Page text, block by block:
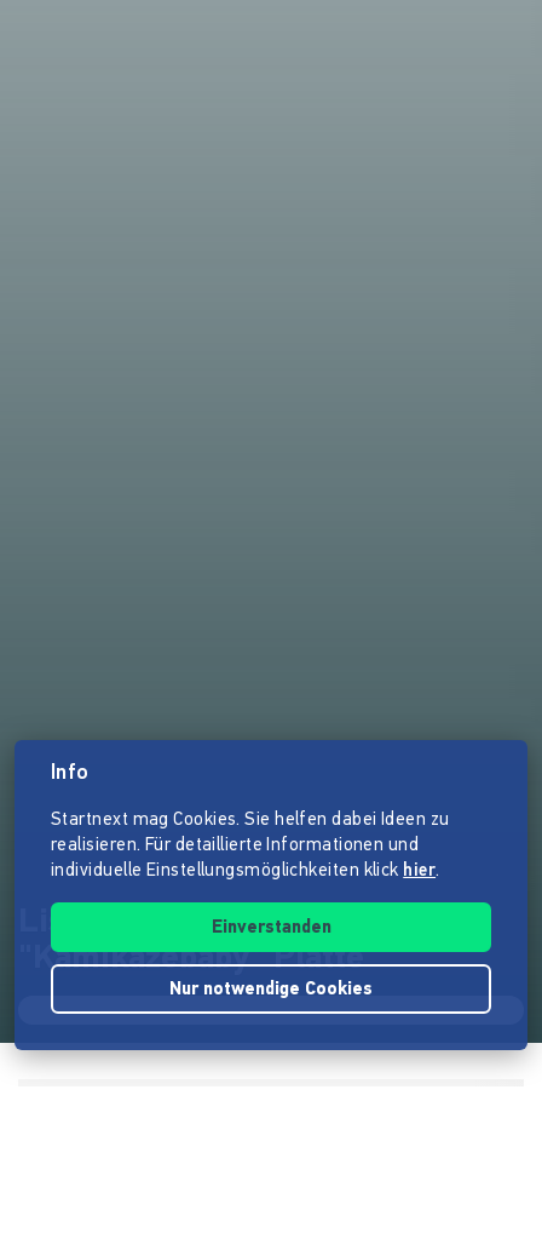
Lisa Spielmann -
"Kamikazebaby" Platte
Info
Startnext mag Cookies. Sie helfen dabei Ideen zu
realisieren. Für detaillierte Informationen und
individuelle Einstellungsmöglichkeiten klick hier.
Einverstanden
Nur notwendige Cookies